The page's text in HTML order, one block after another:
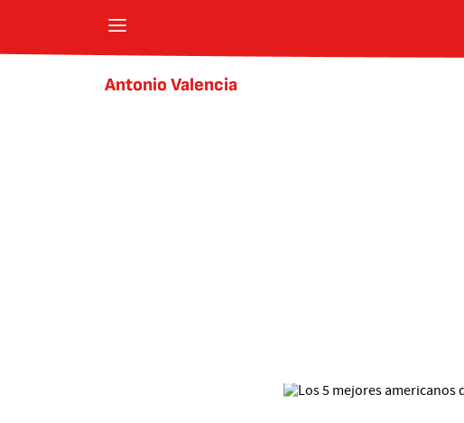
Antonio Valencia